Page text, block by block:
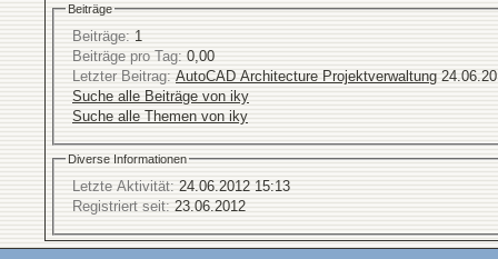
Beiträge
Beiträge: 1
Beiträge pro Tag: 0,00
Letzter Beitrag: AutoCAD Architecture Projektverwaltung
Suche alle Beiträge von iky
Suche alle Themen von iky
Diverse Informationen
Letzte Aktivität: 24.06.2012 15:13
Registriert seit: 23.06.2012